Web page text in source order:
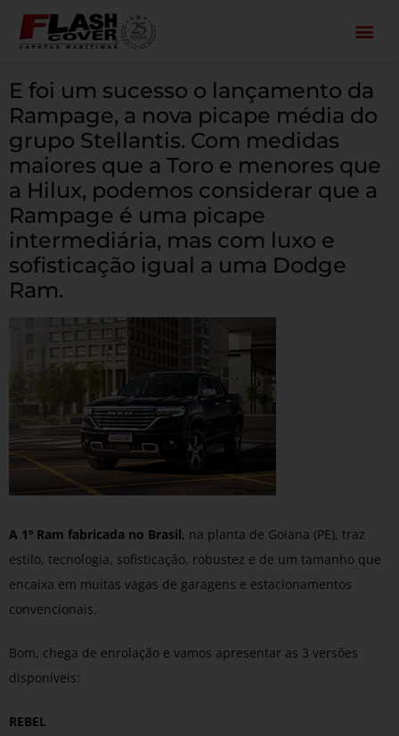
E foi um sucesso o lançamento da
Rampage, a nova picape média do
grupo Stellantis. Com medidas
maiores que a Toro e menores que
a Hilux, podemos considerar que a
Rampage é uma picape
intermediária, mas com luxo e
sofisticação igual a uma Dodge
Ram.
A 1º Ram fabricada no Brasil, na planta de Goiana (PE), traz
estilo, tecnologia, sofisticação, robustez e de um tamanho que
encaixa em muitas vagas de garagens e estacionamentos
convencionais.
Bom, chega de enrolação e vamos apresentar as 3 versões
disponíveis:
REBEL